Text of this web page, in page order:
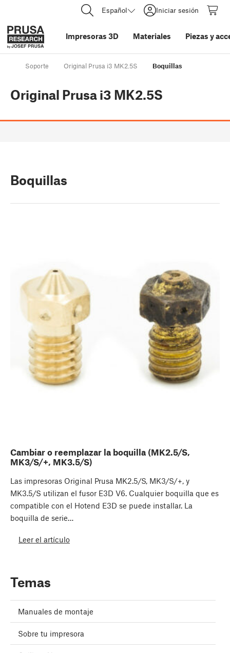
Español Iniciar sesión
Impresoras 3D Materiales Piezas y
Soporte Original Prusa i3 MK2.5S Boquillas
Original Prusa i3 MK2.5S
Boquillas
Cambiar o reemplazar la boquilla (MK2.5/S,
MK3/S/+, MK3.5/S)
Las impresoras Original Prusa MK2.5/S, MK3/S/+, y
MK3.5/S utilizan el fusor E3D V6. Cualquier boquilla que es
compatible con el Hotend E3D se puede installar. La
boquilla de serie…
Leer el artículo
Temas
Manuales de montaje
Sobre tu impresora